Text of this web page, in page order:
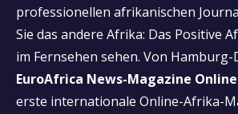
professionellen afrikanischen
Sie das andere Afrika: Das Positive
im Fernsehen sehen. Von Hamburg-
EuroAfrica News-Magazine Online
erste internationale Online-Afrika-